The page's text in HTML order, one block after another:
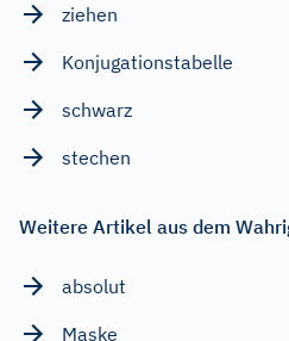
ziehen
Konjugationstabelle
schwarz
stechen
Weitere Artikel aus dem
absolut
Maske